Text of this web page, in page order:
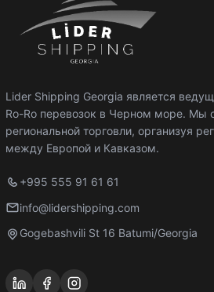
Lider Shipping Georgia является
Ro-Ro перевозок в Черном море. Мы
региональной торговли, организуя
между Европой и Кавказом.
+995 555 91 61 61
info@lidershipping.com
Gogebashvili St 16 Batumi/Georgia